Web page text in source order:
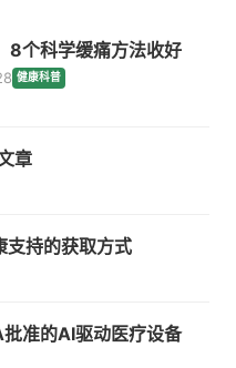
8个科学缓痛方法收好
健康科普
章
持的获取方式
准的AI驱动医疗设备